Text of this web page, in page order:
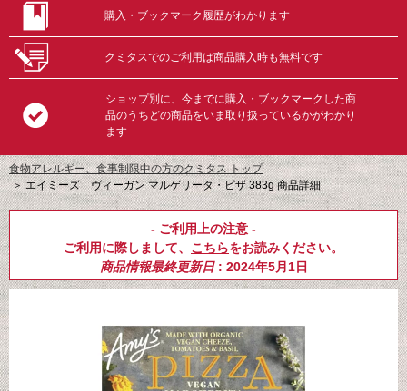
購入・ブックマーク履歴がわかります
クミタスでのご利用は商品購入時も無料です
ショップ別に、今までに購入・ブックマークした商
品のうちどの商品をいま取り扱っているかがわかり
ます
食物アレルギー、食事制限中の方のクミタス トップ
＞エイミーズ ヴィーガン マルゲリータ・ピザ 383g 商品詳細
- ご利用上の注意 -
ご利用に際しまして、 こちらをお読みください。
商品情報最終更新日: 2024年5月1日